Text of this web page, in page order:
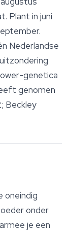
Plant in juni
Nederlandse
genetica
genomen
Beckley
oneindig
onder
je een